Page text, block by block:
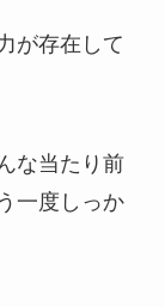
が存在して
な当たり前
一度しっか